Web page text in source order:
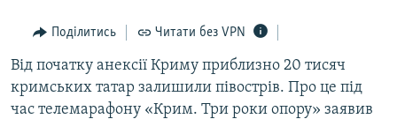
Перейти
пошуку
ПОГЛЯД
ІНТЕРВ'Ю
ВСЕ ЗА ДЕНЬ
Поділитись Читати без VPN
Від початку анексії Криму приблизно 20 тисяч
кримських татар залишили півострів. Про це під
час телемарафону «Крим. Три роки опору» заявив